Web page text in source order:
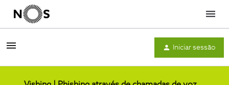
Menu
Iniciar sessão